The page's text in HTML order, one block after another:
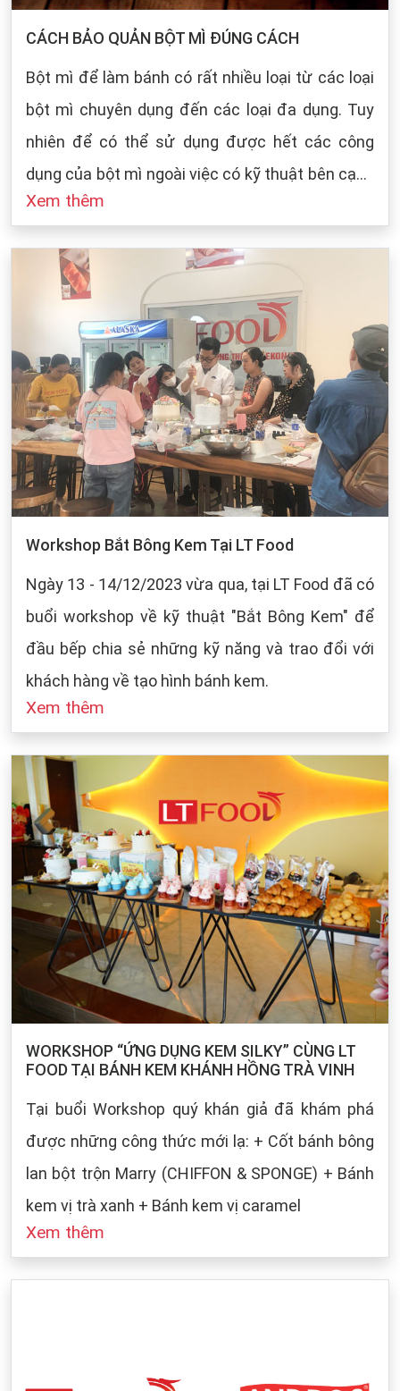
CÁCH BẢO QUẢN BỘT MÌ ĐÚNG CÁCH
Bột mì để làm bánh có rất nhiều loại từ các loại
bột mì chuyên dụng đến các loại đa dụng. Tuy
nhiên để có thể sử dụng được hết các công
dụng của bột mì ngoài việc có kỹ thuật bên cạnh
đó cũng dựa vào sự bảo quản của chúng ta khi
cách bảo quản chung cho các loại bột mì:
Xem thêm
Workshop Bắt Bông Kem Tại LT Food
Ngày 13 - 14/12/2023 vừa qua, tại LT Food đã có
buổi workshop về kỹ thuật "Bắt Bông Kem" để
đầu bếp chia sẻ những kỹ năng và trao đổi với
khách hàng về tạo hình bánh kem.
Xem thêm
WORKSHOP “ỨNG DỤNG KEM SILKY” CÙNG LT
FOOD TẠI BÁNH KEM KHÁNH HỒNG TRÀ VINH
Tại buổi Workshop quý khán giả đã khám phá
được những công thức mới lạ: + Cốt bánh bông
lan bột trộn Marry (CHIFFON & SPONGE) + Bánh
kem vị trà xanh + Bánh kem vị caramel
Xem thêm